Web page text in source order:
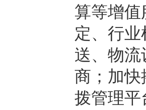
算等增
定、行
送、物
商；加快
拨管理平